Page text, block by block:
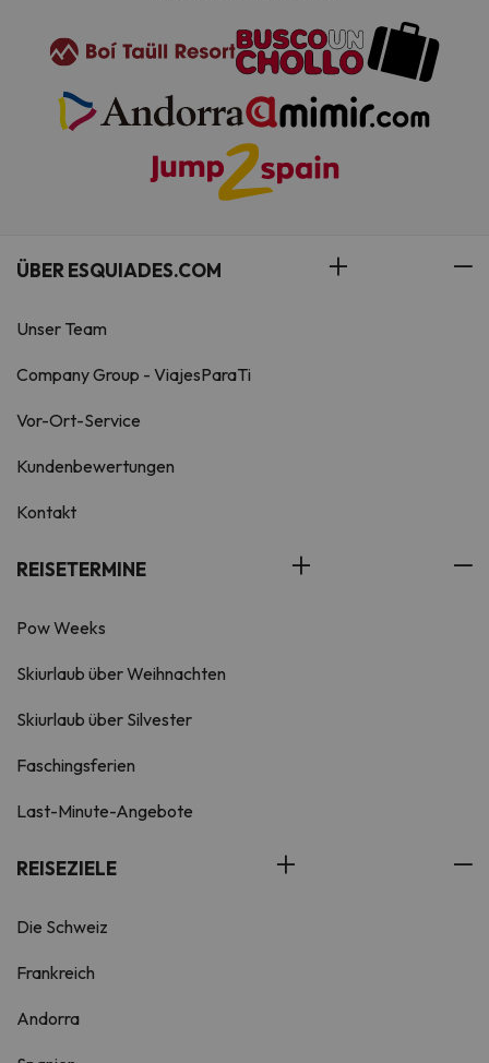
ÜBER ESQUIADES.COM
Unser Team
Company Group - ViajesParaTi
Vor-Ort-Service
Kundenbewertungen
Kontakt
REISETERMINE
Pow Weeks
Skiurlaub über Weihnachten
Skiurlaub über Silvester
Faschingsferien
Last-Minute-Angebote
REISEZIELE
Die Schweiz
Frankreich
Andorra